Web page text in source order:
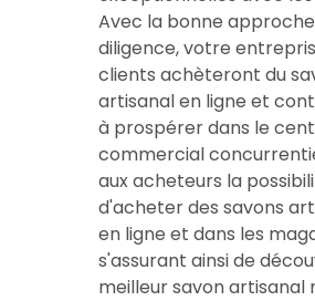
Avec la bonne
diligence, votre
clients achèteront du
artisanal en ligne et
à prospérer dans le
commercial
aux acheteurs la
d'acheter des savons
en ligne et dans les
s'assurant ainsi de
meilleur savon artisanal